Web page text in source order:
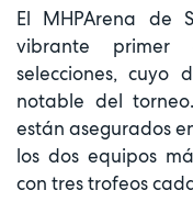
El MHPArena de
vibrante primer
selecciones, cuyo
notable del
están asegurados
los dos equipos
con tres trofeos